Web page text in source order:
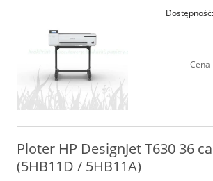
Dostępność:
Cena
Ploter HP DesignJet T630 36
(5HB11D / 5HB11A)